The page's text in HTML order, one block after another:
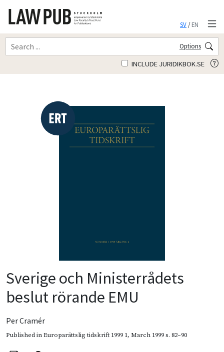
SV/EN
Options
INCLUDE JURIDIKBOK.SE
Sverige och Ministerrådets
beslut rörande EMU
Per Cramér
Published inEuroparättslig tidskrift 1999 1, March 1999s. 82–90